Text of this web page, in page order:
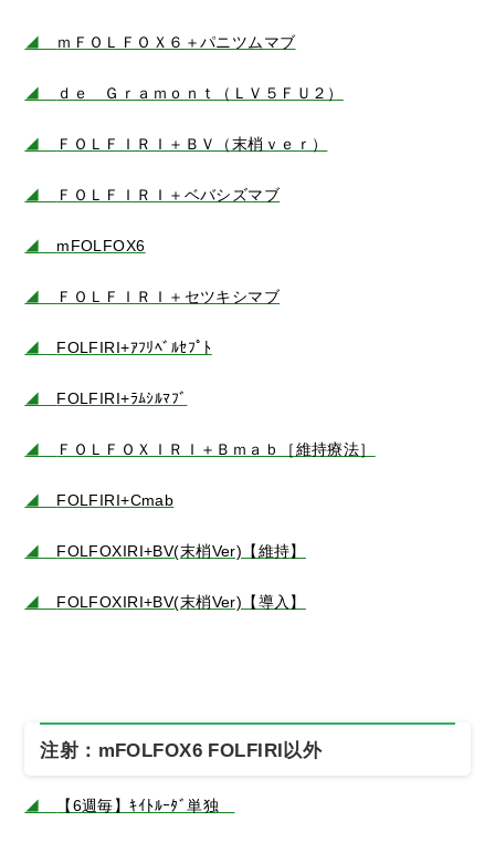
◢ ｍＦＯＬＦＯＸ６＋パニツムマブ
◢ ｄｅ Ｇｒａｍｏｎｔ（ＬＶ５ＦＵ２）
◢ ＦＯＬＦＩＲＩ＋ＢＶ（末梢ｖｅｒ）
◢ ＦＯＬＦＩＲＩ＋ベバシズマブ
◢ mFOLFOX6
◢ ＦＯＬＦＩＲＩ＋セツキシマブ
◢ FOLFIRI+ｱﾌﾘﾍﾞﾙｾﾌﾟﾄ
◢ FOLFIRI+ﾗﾑｼﾙﾏﾌﾞ
◢ ＦＯＬＦＯＸＩＲＩ＋Ｂｍａｂ［維持療法］
◢ FOLFIRI+Cmab
◢ FOLFOXIRI+BV(末梢Ver)【維持】
◢ FOLFOXIRI+BV(末梢Ver)【導入】
注射：mFOLFOX6 FOLFIRI以外
◢ 【6週毎】ｷｲﾄﾙｰﾀﾞ単独